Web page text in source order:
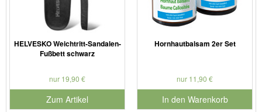
HELVESKO Weichtritt-Sandalen-
Fußbett schwarz
nur 19,90 €
Zum Artikel
Hornhautbalsam 2er Set
nur 11,90 €
In den Warenkorb